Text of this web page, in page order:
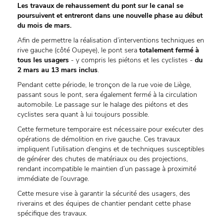
Les travaux de rehaussement du pont sur le canal se
poursuivent et entreront dans une nouvelle phase au début
du mois de mars.
Afin de permettre la réalisation d’interventions techniques en
rive gauche (côté Oupeye), le pont sera totalement fermé à
tous les usagers - y compris les piétons et les cyclistes - du
2 mars au 13 mars inclus.
Pendant cette période, le tronçon de la rue voie de Liège,
passant sous le pont, sera également fermé à la circulation
automobile. Le passage sur le halage des piétons et des
cyclistes sera quant à lui toujours possible.
Cette fermeture temporaire est nécessaire pour exécuter des
opérations de démolition en rive gauche. Ces travaux
impliquent l’utilisation d’engins et de techniques susceptibles
de générer des chutes de matériaux ou des projections,
rendant incompatible le maintien d’un passage à proximité
immédiate de l’ouvrage.
Cette mesure vise à garantir la sécurité des usagers, des
riverains et des équipes de chantier pendant cette phase
spécifique des travaux.